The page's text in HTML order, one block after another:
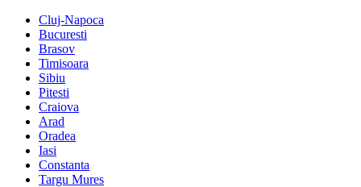
Cluj-Napoca
Bucuresti
Brasov
Timisoara
Sibiu
Pitesti
Craiova
Arad
Oradea
Iasi
Constanta
Targu Mures